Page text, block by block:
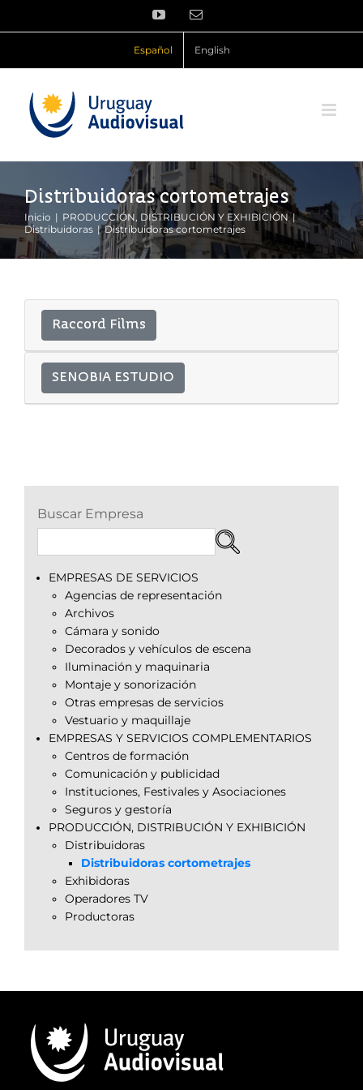
YouTubeCorreo
Español English
Distribuidoras cortometrajes
Inicio
PRODUCCIÓN, DISTRIBUCIÓN Y EXHIBICIÓN
Distribuidoras
Distribuidoras cortometrajes
Raccord Films
SENOBIA ESTUDIO
Buscar Empresa
EMPRESAS DE SERVICIOS
Agencias de representación
Archivos
Cámara y sonido
Decorados y vehículos de escena
Iluminación y maquinaria
Montaje y sonorización
Otras empresas de servicios
Vestuario y maquillaje
EMPRESAS Y SERVICIOS COMPLEMENTARIOS
Centros de formación
Comunicación y publicidad
Instituciones, Festivales y Asociaciones
Seguros y gestoría
PRODUCCIÓN, DISTRIBUCIÓN Y EXHIBICIÓN
Distribuidoras
Distribuidoras cortometrajes
Exhibidoras
Operadores TV
Productoras